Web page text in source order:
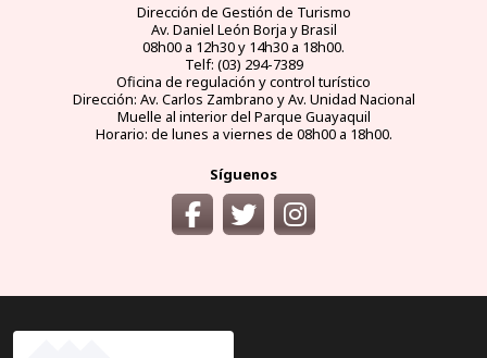
Dirección de Gestión de Turismo
Av. Daniel León Borja y Brasil
08h00 a 12h30 y 14h30 a 18h00.
Telf: (03) 294-7389
Oficina de regulación y control turístico
Dirección: Av. Carlos Zambrano y Av. Unidad Nacional
Muelle al interior del Parque Guayaquil
Horario: de lunes a viernes de 08h00 a 18h00.
Síguenos